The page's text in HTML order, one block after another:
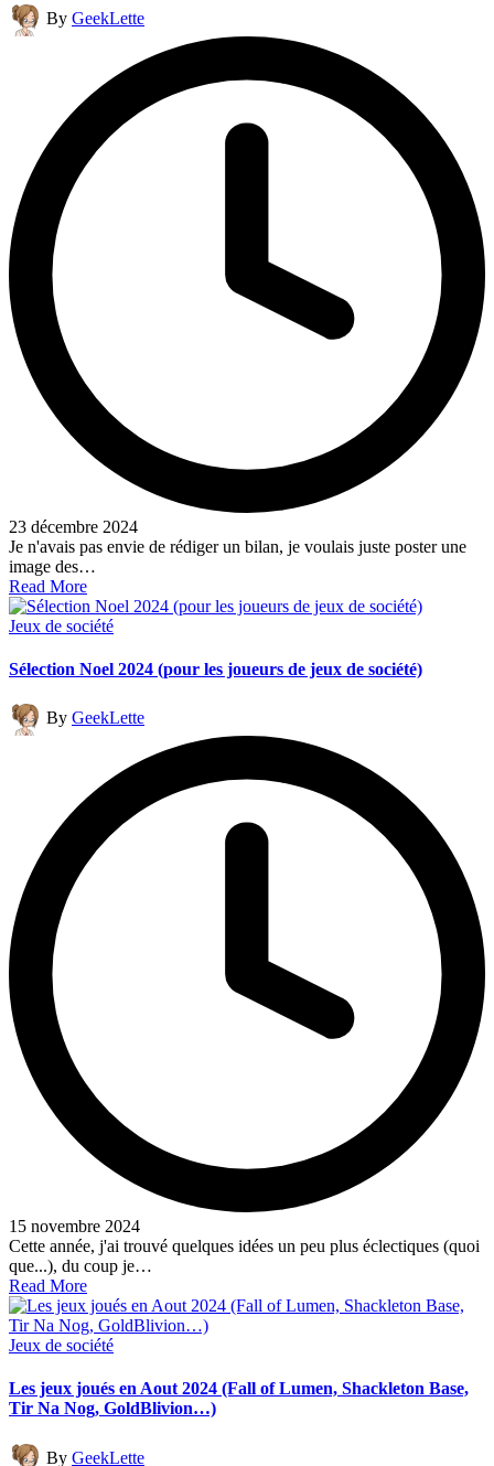
Posted
by
By GeekLette
23 décembre 2024
Je n'avais pas envie de rédiger un bilan, je voulais juste poster une
image des…
Read More
Posted
Jeux de société
Sélection Noel 2024 (pour les joueurs de jeux de société)
Posted
by
By GeekLette
15 novembre 2024
Cette année, j'ai trouvé quelques idées un peu plus éclectiques (quoi
que...), du coup je…
Read More
Posted
Jeux de société
Les jeux joués en Aout 2024 (Fall of Lumen, Shackleton Base,
Tir Na Nog, GoldBlivion…)
PostedBy GeekLette